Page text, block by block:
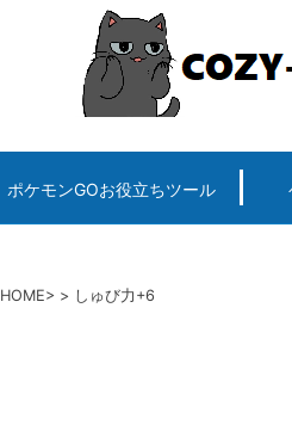
ポケモンGOお役立ちツール
HOME しゅび力+6